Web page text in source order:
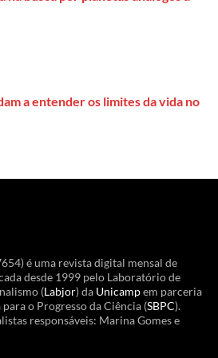
a entender os limites da vida no
é uma revista digital mensal de
desde 1999 pelo Laboratório de
(Labjor) da Unicampem parceria
o Progresso da Ciência (SBPC).
responsáveis: Marina Gomes e